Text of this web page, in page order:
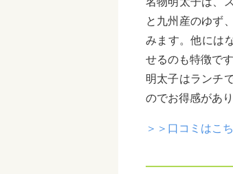
と九州産のゆず
みます。他には
せるのも特徴です
明太子はランチ
のでお得感があり
＞＞口コミはこ